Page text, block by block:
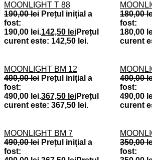
MOONLIGHT T 88
190,00lei Prețul inițial a
fost:
190,00 lei.142,50 leiPrețul
curent este: 142,50 lei.
180,00
fost:
180,00
curent
MOONLIGHT BM 12
490,00lei Prețul inițial a
fost:
490,00 lei.367,50 leiPrețul
curent este: 367,50 lei.
490,00
fost:
490,00
curent
MOONLIGHT BM 7
490,00lei Prețul inițial a
fost:
350,00
fost: